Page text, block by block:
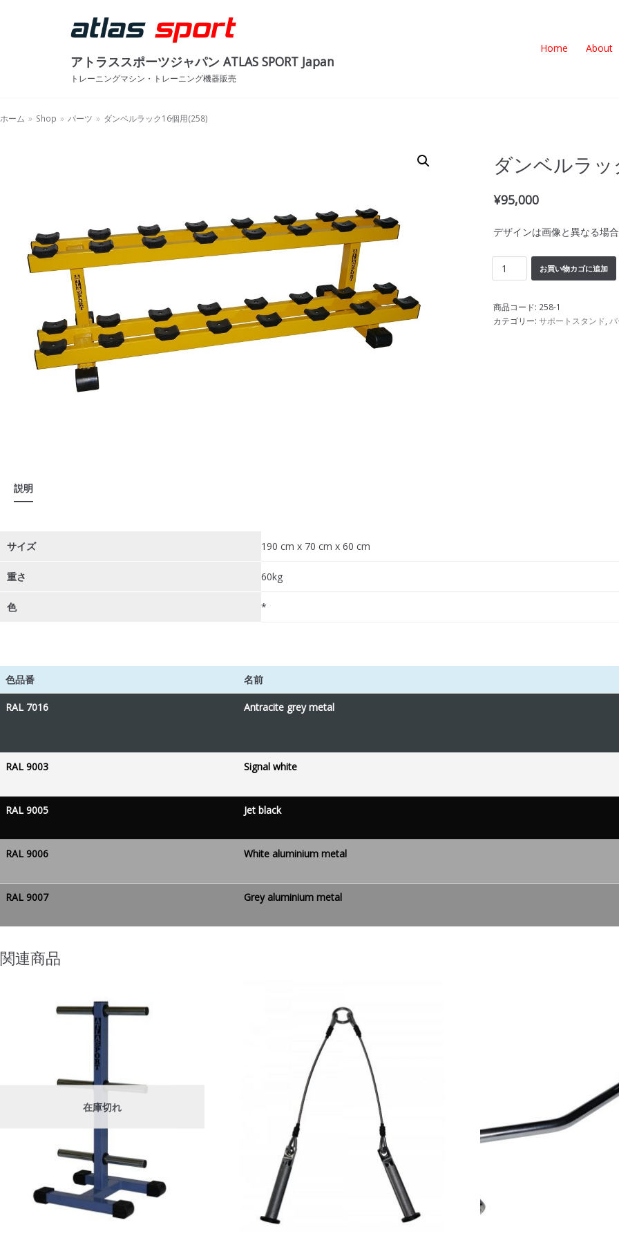
キ
アトラススポーツジャパン ATLAS SPORT Japan
トレーニングマシン・トレーニング機器販売
Home About
ホーム » Shop » パーツ » ダンベルラック16個用(258)
ダンベルラッ
¥95,000
デザインは画像と異なる場
お買い物カゴに追加
商品コード: 258-1
カテゴリー: サポートスタンド,
説明
サイズ 190 cm x 70 cm x 60 cm
重さ 60kg
色 *
色品番 名前
RAL 7016 Antracite grey metal
RAL 9003 Signal white
RAL 9005 Jet black
RAL 9006 White aluminium metal
RAL 9007 Grey aluminium metal
関連商品
在庫切れ